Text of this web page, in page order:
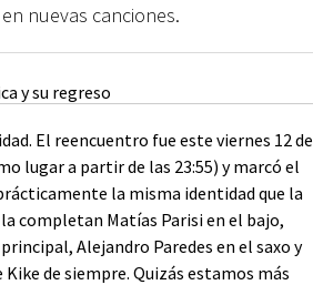
nuevas canciones.
El reencuentro fue este viernes 12 de
lugar a partir de las 23:55) y marcó el
la misma identidad que la
completan Matías Parisi en el bajo,
Alejandro Paredes en el saxo y
de siempre. Quizás estamos más